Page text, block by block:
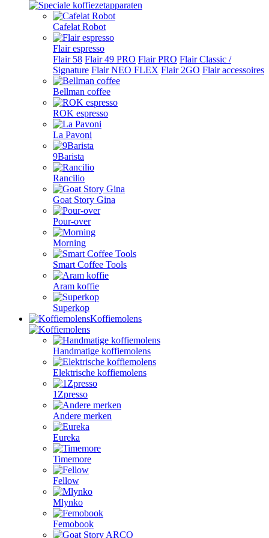
Cafelat Robot
Flair espresso
Flair 58 Flair 49 PRO Flair PRO Flair Classic /
Signature Flair NEO FLEX Flair 2GO Flair accessoires
Bellman coffee
ROK espresso
La Pavoni
9Barista
Rancilio
Goat Story Gina
Pour-over
Morning
Smart Coffee Tools
Aram koffie
Superkop
Koffiemolens
Handmatige koffiemolens
Elektrische koffiemolens
1Zpresso
Andere merken
Eureka
Timemore
Fellow
Mlynko
Femobook